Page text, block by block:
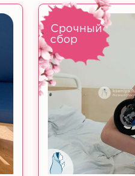
Срочный
сбор